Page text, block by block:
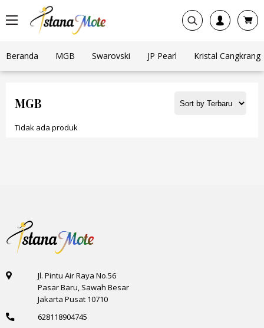
Beranda MGB Swarovski JP Pearl Kristal Cangkrang
MGB
Tidak ada produk
Jl. Pintu Air Raya No.56
Pasar Baru, Sawah Besar
Jakarta Pusat 10710
628118904745